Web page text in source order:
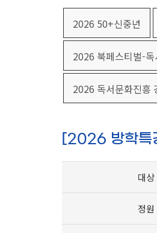
2026 50+신중년
2026 북페스티벌-
2026 독서문화진흥
[2026 방학특
대상
정원